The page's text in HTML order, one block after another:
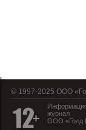
© 1997-2025 OOO
журнал
ООО «Голд